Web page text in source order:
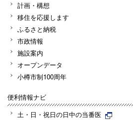
計画・構想
移住を応援します
ふるさと納税
市政情報
施設案内
オープンデータ
小樽市制100周年
便利情報ナビ
土・日・祝日の日中の当番医